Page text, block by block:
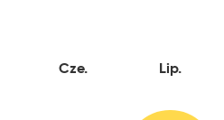
Cze. Lip.